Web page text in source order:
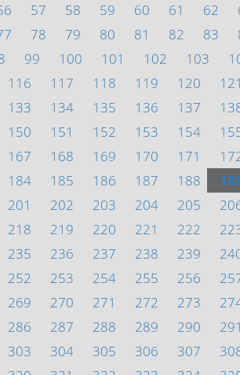
57 58 59 60 61 62
78 79 80 81 82 83
99 100 101 102 103
116 117 118 119 120 121
133 134 135 136 137
150 151 152 153 154
167 168 169 170 171
184 185 186 187 188
201 202 203 204 205
218 219 220 221 222
235 236 237 238 239
252 253 254 255 256
269 270 271 272 273
286 287 288 289 290 291
303 304 305 306 307